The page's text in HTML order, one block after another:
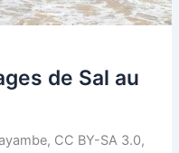
de Sal au
CC BY-SA 3.0,